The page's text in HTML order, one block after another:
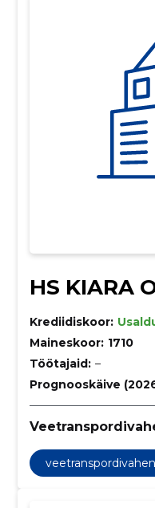
HS KIARA
Krediidiskoor:
Maineskoor: 1710
Töötajaid: –
Prognooskäive